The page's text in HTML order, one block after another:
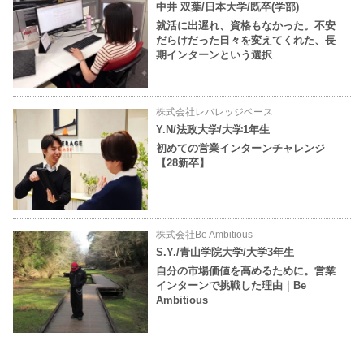
中井 双葉/日本大学/既卒(学部)
就活に出遅れ、資格もなかった。不安
だらけだった日々を変えてくれた、長
期インターンという選択
株式会社レバレッジベース
Y.N/法政大学/大学1年生
初めての営業インターンチャレンジ
【28新卒】
株式会社Be Ambitious
S.Y./青山学院大学/大学3年生
自分の市場価値を高めるために。営業
インターンで挑戦した理由｜Be
Ambitious